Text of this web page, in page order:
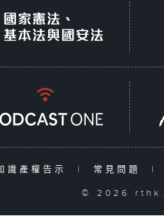
識產權告示 | 常見問題 |
© 2026